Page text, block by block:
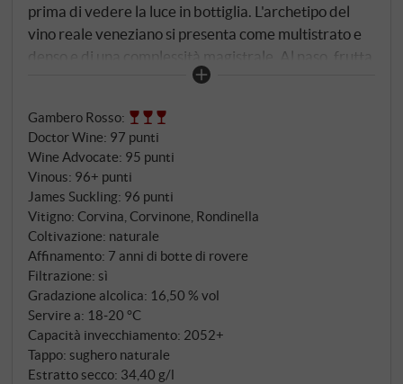
prima di vedere la luce in bottiglia. L'archetipo del
vino reale veneziano si presenta come multistrato e
denso e di una complessità magistrale. Al naso, frutta
secca, datteri, noci, note terrose e i fini sapori
profondità è abbinata a un'eleganza e a una finezza
che solo la famiglia Quintarelli sa padroneggiare. Un
vino rosso di un mondo migliore, dove si desidera
soffermarsi più a lungo! SUPERIORE.DE
Gambero Rosso:
Doctor Wine: 97 punti
Wine Advocate: 95 punti
Vinous: 96+ punti
James Suckling: 96 punti
Vitigno: Corvina, Corvinone, Rondinella
Coltivazione: naturale
Affinamento: 7 anni di botte di rovere
Filtrazione: sì
Gradazione alcolica: 16,50 % vol
Servire a: 18‑20 °C
Capacità invecchiamento: 2052+
Tappo: sughero naturale
Estratto secco: 34,40 g/l